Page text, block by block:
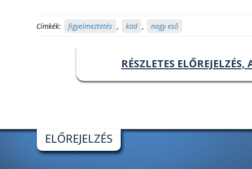
Címkék: figyelmeztetés , köd , nagy eső
RÉSZLETES
ELŐREJELZÉS